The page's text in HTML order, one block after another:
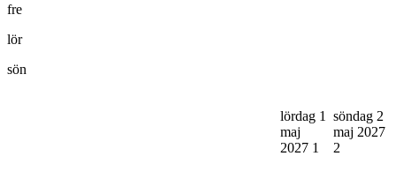
fre
lör
sön
lördag 1
maj
2027 1
söndag 2
maj 2027
2